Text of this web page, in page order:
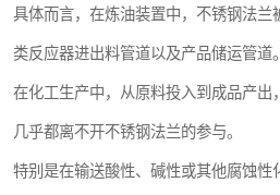
具体而言，在炼油装置中，不锈钢法兰
类反应器进出料管道以及产品储运管道。
在化工生产中，从原料投入到成品产出
几乎都离不开不锈钢法兰的参与。
特别是在输送酸性、碱性或其他腐蚀性